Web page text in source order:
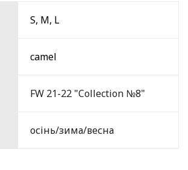
S, M, L
camel
FW 21-22 "Collection №8"
осінь/зима/весна